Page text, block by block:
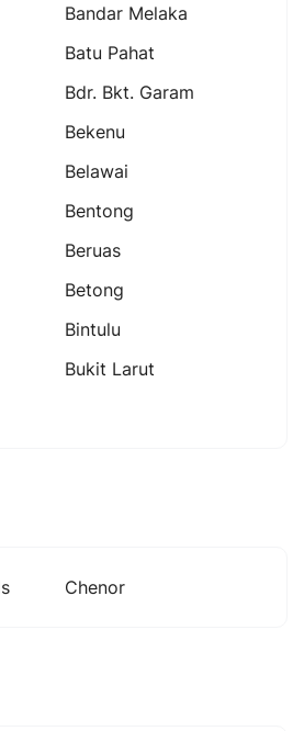
Bandar Melaka
Batu Pahat
Bdr. Bkt. Garam
Bekenu
Belawai
Bentong
Beruas
Betong
Bintulu
Bukit Larut
Chenor